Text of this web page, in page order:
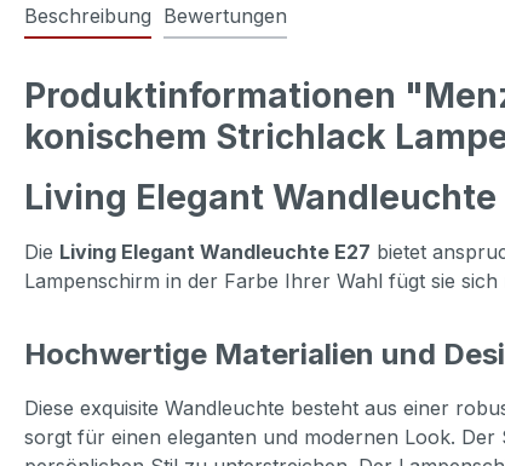
Beschreibung Bewertungen
Produktinformationen
konischem Strichlack
Living Elegant Wandleuchte
Die Living Elegant Wandleuchte E27 bietet
Lampenschirm in der Farbe Ihrer Wahl fügt sie
Hochwertige Materialien und
Diese exquisite Wandleuchte besteht aus einer
sorgt für einen eleganten und modernen Look.